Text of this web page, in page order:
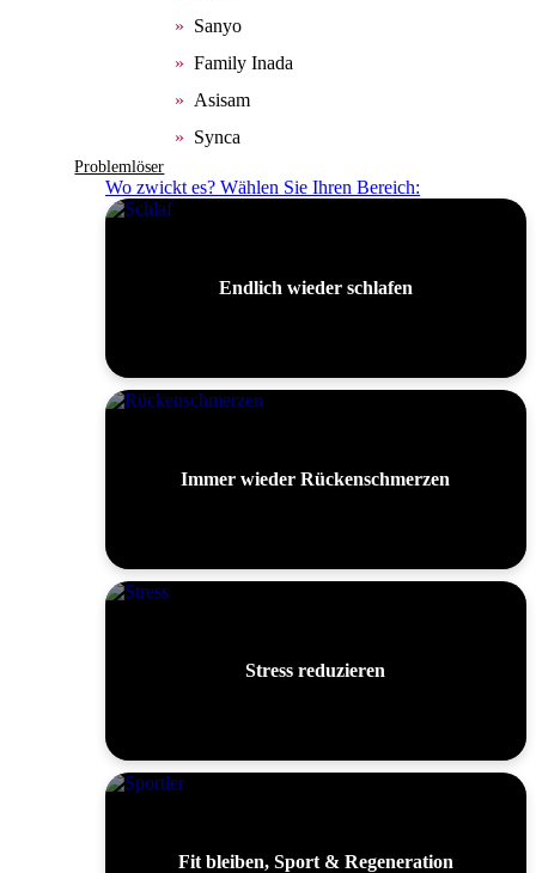
Sanyo
Family Inada
Asisam
Synca
Problemlöser
Wo zwickt es? Wählen Sie Ihren Bereich:
Endlich wieder schlafen
Immer wieder Rückenschmerzen
Stress reduzieren
Fit bleiben, Sport & Regeneration